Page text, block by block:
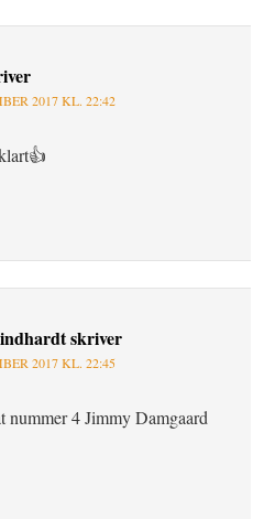
2017 KL. 22:42
skriver
2017 KL. 22:45
nummer 4 Jimmy Damgaard